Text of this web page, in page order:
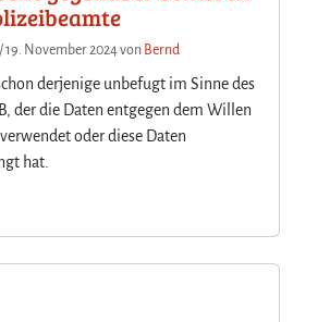
/19. November 2024von Bernd
derjenige unbefugt im Sinne des
der die Daten entgegen dem Willen
oder diese Daten
hat.